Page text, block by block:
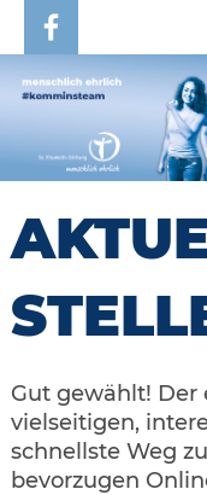
Gut gewählt! Der
vielseitigen,
schnellste Weg
bevorzugen